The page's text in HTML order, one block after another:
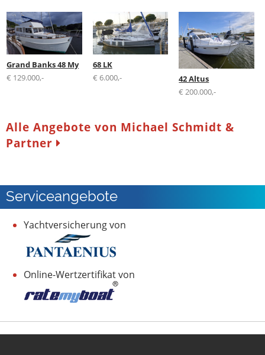
Grand Banks 48 My
€ 129.000,-
68 LK
€ 6.000,-
42 Altus
€ 200.000,-
Alle Angebote von Michael Schmidt &
Partner
Serviceangebote
Yachtversicherung von
Online-Wertzertifikat von